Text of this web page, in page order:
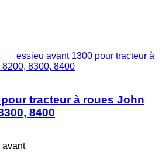
essieu avant 1300 pour tracteur à
8300, 8400
tracteur à roues John
8400
avant